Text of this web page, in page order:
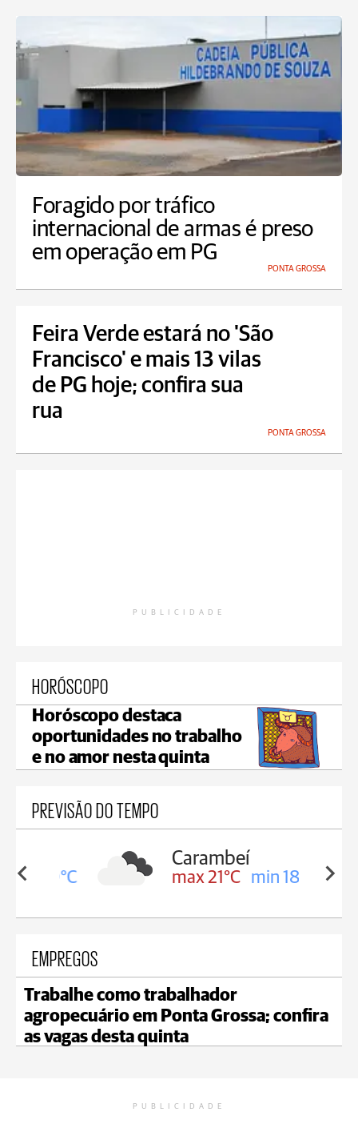
Foragido por tráfico
internacional de armas é preso
em operação em PG
PONTA GROSSA
Feira Verde estará no 'São
Francisco' e mais 13 vilas
de PG hoje; confira sua
rua
PONTA GROSSA
PUBLICIDADE
HORÓSCOPO
Horóscopo destaca
oportunidades no trabalho
e no amor nesta quinta
PREVISÃO DO TEMPO
19°C
Carambeí
max 21°C min 18°C
EMPREGOS
Trabalhe como trabalhador
agropecuário em Ponta Grossa; confira
as vagas desta quinta
PUBLICIDADE